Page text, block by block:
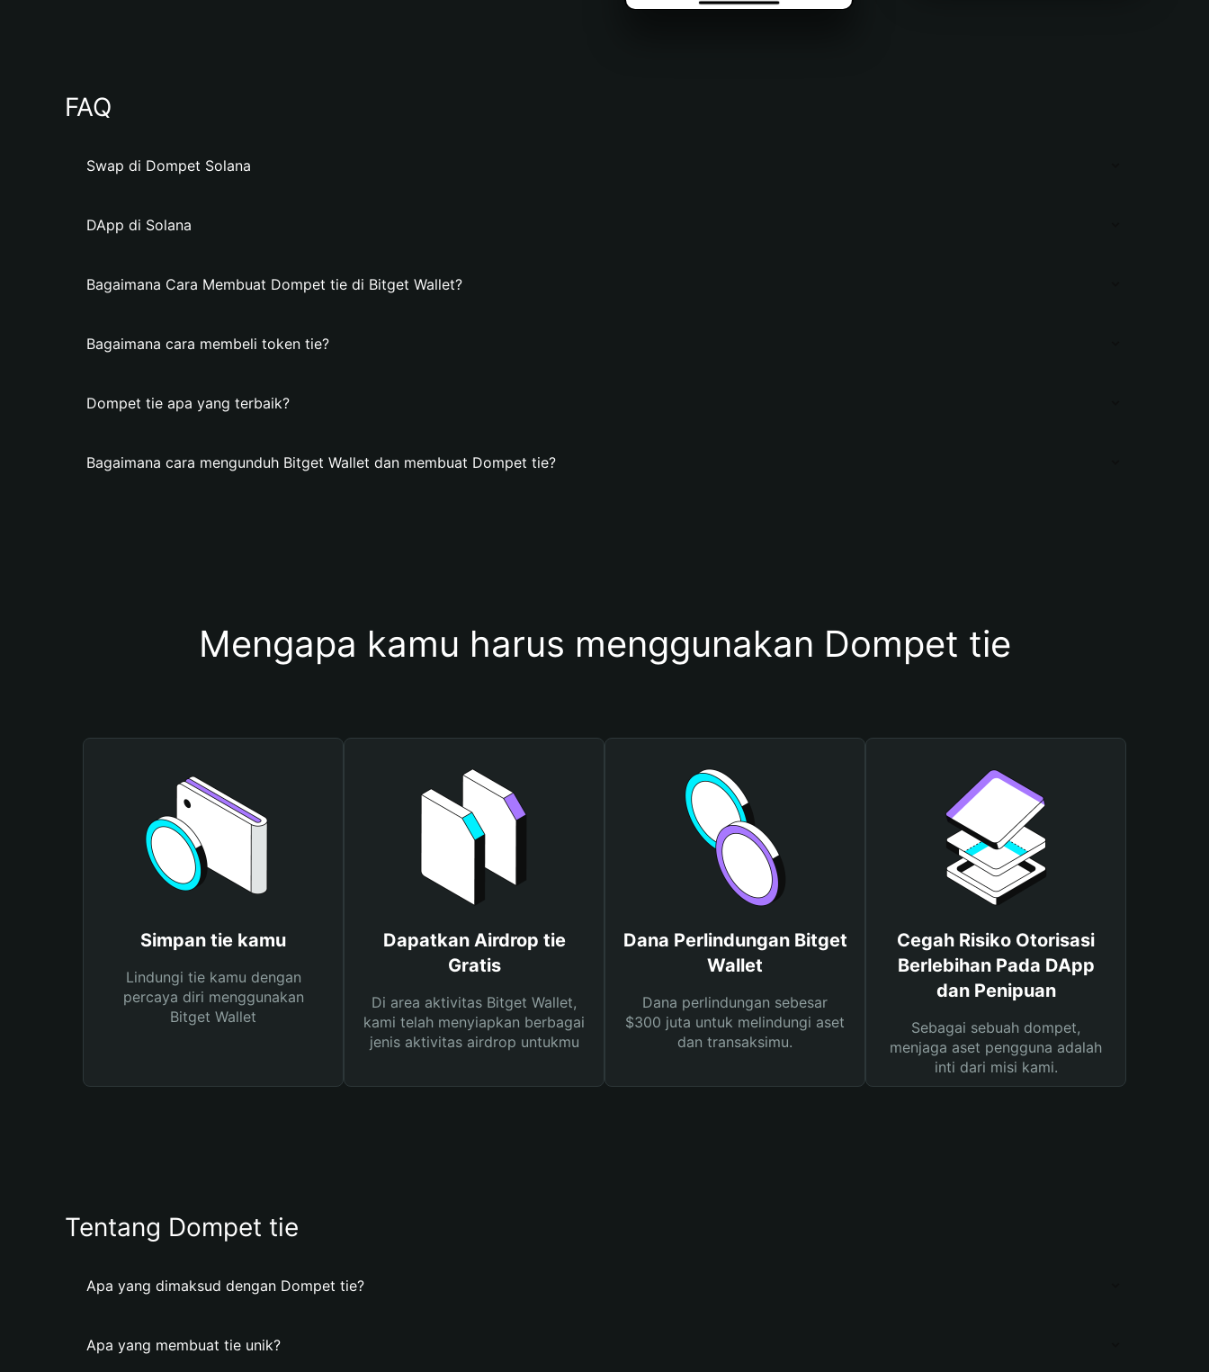
FAQ
Swap di Dompet Solana
DApp di Solana
Bagaimana Cara Membuat Dompet tie di Bitget Wallet?
Bagaimana cara membeli token tie?
Dompet tie apa yang terbaik?
Bagaimana cara mengunduh Bitget Wallet dan membuat Dompet tie?
Mengapa kamu harus menggunakan Dompet tie
Simpan tie kamu
Lindungi tie kamu dengan
percaya diri menggunakan
Bitget Wallet
Dapatkan Airdrop tie
Gratis
Di area aktivitas Bitget Wallet,
kami telah menyiapkan berbagai
jenis aktivitas airdrop untukmu
Dana Perlindungan Bitget
Wallet
Dana perlindungan sebesar
$300 juta untuk melindungi aset
dan transaksimu.
Cegah Risiko Otorisasi
Berlebihan Pada DApp
dan Penipuan
Sebagai sebuah dompet,
menjaga aset pengguna adalah
inti dari misi kami.
Tentang Dompet tie
Apa yang dimaksud dengan Dompet tie?
Apa yang membuat tie unik?